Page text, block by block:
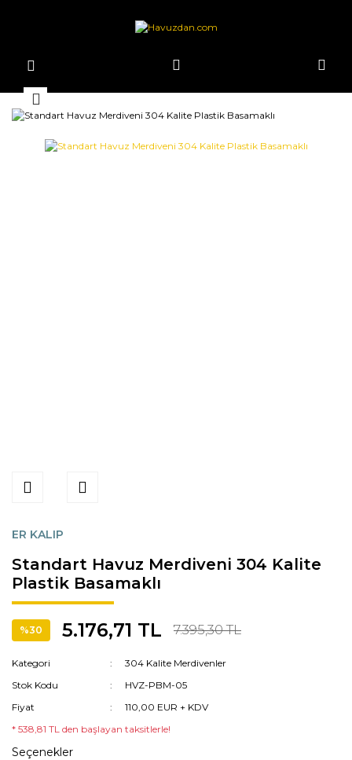
ER KALIP
Standart Havuz Merdiveni 304 Kalite
Plastik Basamaklı
%30 5.176,71 TL 7.395,30 TL
Kategori
304 Kalite Merdivenler
Stok Kodu
HVZ-PBM-05
Fiyat
110,00 EUR + KDV
* 538,81 TL den başlayan taksitlerle!
Seçenekler